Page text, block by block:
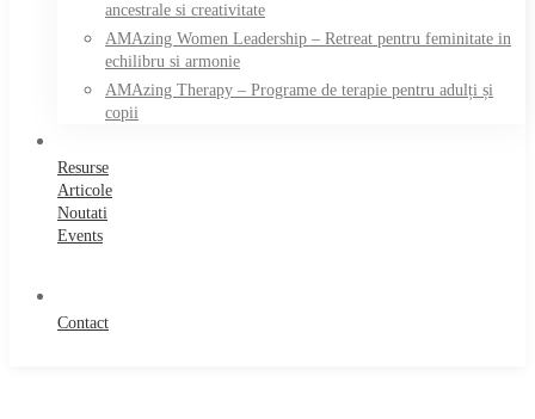
ancestrale si creativitate
AMAzing Women Leadership – Retreat pentru feminitate in
echilibru si armonie
AMAzing Therapy – Programe de terapie pentru adulți și
copii
Resurse
Articole
Noutati
Events
Contact